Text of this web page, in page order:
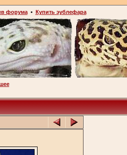
форума• Купить эублефара